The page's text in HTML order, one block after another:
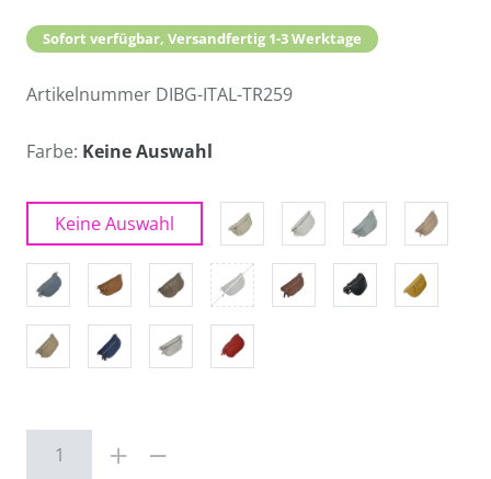
Sofort verfügbar, Versandfertig 1-3 Werktage
Artikelnummer DIBG-ITAL-TR259
Farbe: Keine Auswahl
Keine Auswahl